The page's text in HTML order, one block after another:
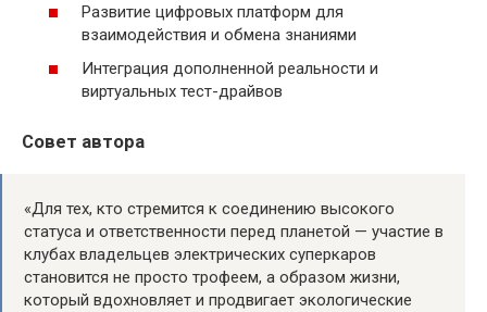
Развитие цифровых платформ для
взаимодействия и обмена знаниями
Интеграция дополненной реальности и
виртуальных тест-драйвов
Совет автора
«Для тех, кто стремится к соединению высокого
статуса и ответственности перед планетой — участие в
клубах владельцев электрических суперкаров
становится не просто трофеем, а образом жизни,
который вдохновляет и продвигает экологические